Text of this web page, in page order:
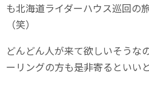
も北海道ライダーハウス巡回の
（笑）
どんどん人が来て欲しいそうな
ーリングの方も是非寄るといい